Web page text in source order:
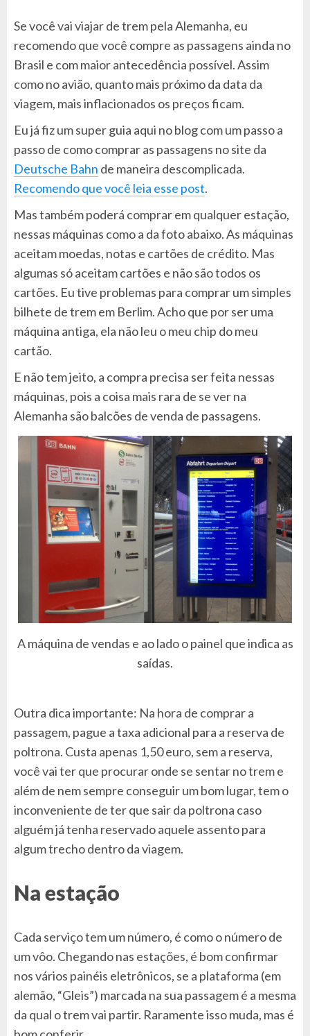
Se você vai viajar de trem pela Alemanha, eu
recomendo que você compre as passagens ainda no
Brasil e com maior antecedência possível. Assim
como no avião, quanto mais próximo da data da
viagem, mais inflacionados os preços ficam.
Eu já fiz um super guia aqui no blog com um passo a
passo de como comprar as passagens no site da
Deutsche Bahn de maneira descomplicada.
Recomendo que você leia esse post.
Mas também poderá comprar em qualquer estação,
nessas máquinas como a da foto abaixo. As máquinas
aceitam moedas, notas e cartões de crédito. Mas
algumas só aceitam cartões e não são todos os
cartões. Eu tive problemas para comprar um simples
bilhete de trem em Berlim. Acho que por ser uma
máquina antiga, ela não leu o meu chip do meu
cartão.
E não tem jeito, a compra precisa ser feita nessas
máquinas, pois a coisa mais rara de se ver na
Alemanha são balcões de venda de passagens.
A máquina de vendas e ao lado o painel que indica as
saídas.
Outra dica importante: Na hora de comprar a
passagem, pague a taxa adicional para a reserva de
poltrona. Custa apenas 1,50 euro, sem a reserva,
você vai ter que procurar onde se sentar no trem e
além de nem sempre conseguir um bom lugar, tem o
inconveniente de ter que sair da poltrona caso
alguém já tenha reservado aquele assento para
algum trecho dentro da viagem.
Na estação
Cada serviço tem um número, é como o número de
um vôo. Chegando nas estações, é bom confirmar
nos vários painéis eletrônicos, se a plataforma (em
alemão, “Gleis”) marcada na sua passagem é a mesma
da qual o trem vai partir. Raramente isso muda, mas é